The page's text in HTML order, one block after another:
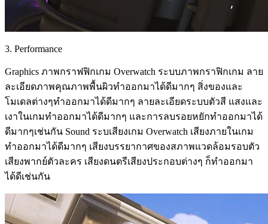
3. Performance
Graphics ภาพกราฟฟิกเกม Overwatch ระบบภาพกราฟิกเกม ลาย
ละเอียดภาพคุณภาพพื้นผิวทำออกมาได้ดีมากๆ สิ่งของและ
โมเดลต่างๆทำออกมาได้ดีมากๆ ลายละเอียดระบบตัวสี แสงและ
เงาในเกมทำออกมาได้ดีมากๆ และการลบรอยหยักทำออกมาได้
ดีมากๆเช่นกัน Sound ระบเสียงเกม Overwatch เสียงภายในเกม
ทำออกมาได้ดีมากๆ เสียงบรรยากาศของสภาพแวดล้อมรอบตัว
เสียงพากย์ตัวละคร เสียงดนตรีเสียงประกอบต่างๆ ก็ทำออกมา
ได้ดีเช่นกัน